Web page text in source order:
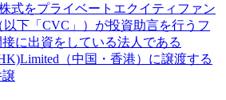
式をプライベートエクイティファン
以下「CVC」）が投資助言を行うフ
に出資をしている法人である
（中国・香港）に譲渡する
譲